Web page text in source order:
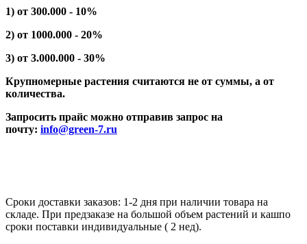
1) от 300.000 - 10%
2) от 1000.000 - 20%
3) от 3.000.000 - 30%
Крупномерные растения считаются не от суммы, а от
количества.
Запросить прайс можно отправив запрос на
почту: info@green-7.ru
Сроки доставки заказов: 1-2 дня при наличии товара на
складе. При предзаказе на большой объем растений и кашпо
сроки поставки индивидуальные ( 2 нед).